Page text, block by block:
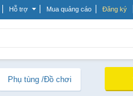
Hỗ trợ Mua quảng cáo Đăng ký
Phụ tùng /Đồ chơi